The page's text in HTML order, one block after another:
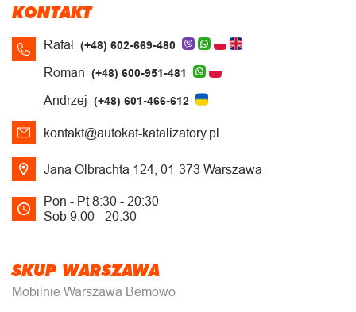
KONTAKT
Rafał (+48) 602-669-480
Roman (+48) 600-951-481
Andrzej (+48) 601-466-612
kontakt@autokat-katalizatory.pl
Jana Olbrachta 124, 01-373 Warszawa
Pon - Pt 8:30 - 20:30
Sob 9:00 - 20:30
SKUP WARSZAWA
Mobilnie Warszawa Bemowo